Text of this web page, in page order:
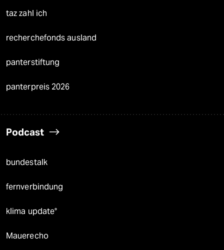
taz zahl ich
recherchefonds ausland
panterstiftung
panterpreis 2026
Podcast
bundestalk
fernverbindung
klima update°
Mauerecho